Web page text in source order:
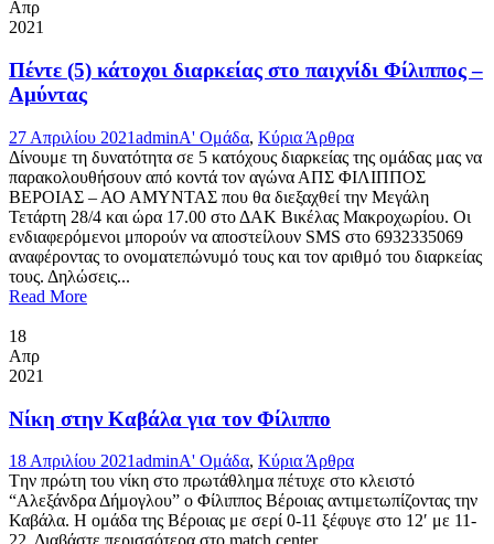
Απρ
2021
Πέντε (5) κάτοχοι διαρκείας στο παιχνίδι Φίλιππος –
Αμύντας
27 Απριλίου 2021adminΑ' Ομάδα, Κύρια Άρθρα
Δίνουμε τη δυνατότητα σε 5 κατόχους διαρκείας της ομάδας μας να
παρακολουθήσουν από κοντά τον αγώνα ΑΠΣ ΦΙΛΙΠΠΟΣ
ΒΕΡΟΙΑΣ – ΑΟ ΑΜΥΝΤΑΣ που θα διεξαχθεί την Μεγάλη
Τετάρτη 28/4 και ώρα 17.00 στο ΔΑΚ Βικέλας Μακροχωρίου. Οι
ενδιαφερόμενοι μπορούν να αποστείλουν SMS στο 6932335069
αναφέροντας το ονοματεπώνυμό τους και τον αριθμό του διαρκείας
τους. Δηλώσεις...
Read More
18
Απρ
2021
Νίκη στην Καβάλα για τον Φίλιππο
18 Απριλίου 2021adminΑ' Ομάδα, Κύρια Άρθρα
Tην πρώτη του νίκη στο πρωτάθλημα πέτυχε στο κλειστό
“Αλεξάνδρα Δήμογλου” ο Φίλιππος Βέροιας αντιμετωπίζοντας την
Καβάλα. Η ομάδα της Βέροιας με σερί 0-11 ξέφυγε στο 12′ με 11-